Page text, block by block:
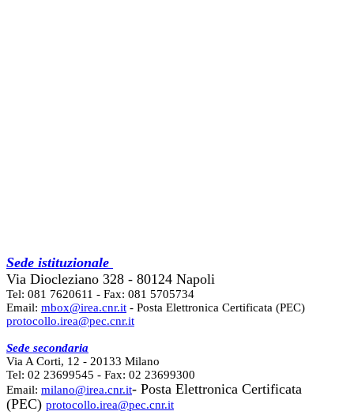
Sede istituzionale
Via Diocleziano 328 - 80124 Napoli
Tel: 081 7620611 - Fax: 081 5705734
Email: mbox@irea.cnr.it - Posta Elettronica Certificata (PEC)
protocollo.irea@pec.cnr.it
Sede secondaria
Via A Corti, 12 - 20133 Milano
Tel: 02 23699545 - Fax: 02 23699300
Email: milano@irea.cnr.it- Posta Elettronica Certificata
(PEC) protocollo.irea@pec.cnr.it